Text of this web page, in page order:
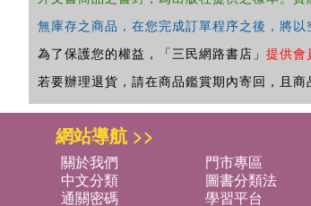
無庫存之商品，在您完成訂單程序之後，將
為了保護您的權益，「三民網路書店」 提供會
若要辦理退貨，請在商品鑑賞期內寄回，且
網站導航 >>
關於我們 門市專區
中文分類
圖書分類法
通關密碼
學習平台